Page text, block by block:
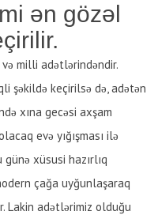
ən gözəl
milli adətlərindəndir.
şəkildə keçirilsə də, adətən
xına gecəsi axşam
evə yığışması ilə
günə xüsusi hazırlıq
çağa uyğunlaşaraq
Lakin adətlərimiz olduğu